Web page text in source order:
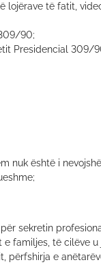
lojërave të fatit,
90;
Presidencial 309/
nuk është i
sekretin
familjes, të cilëve u
përfshirja e